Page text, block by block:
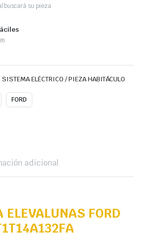
buscará su pieza
SISTEMA ELÉCTRICO / PIEZA HABITÁCULO
FORD
adicional
ELEVALUNAS FORD